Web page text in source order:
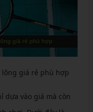
giá rẻ phù hợp
dựa vào giá mà còn